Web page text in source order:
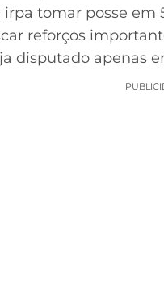
tomar posse
reforços
disputado apenas